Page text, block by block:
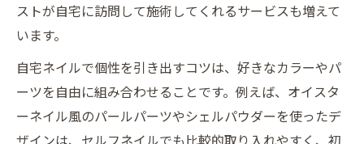
ストが自宅に訪問して施術してくれるサービスも増えて
います。
自宅ネイルで個性を引き出すコツは、好きなカラーやパ
ーツを自由に組み合わせることです。例えば、オイスタ
ーネイル風のパールパーツやシェルパウダーを使ったデ
ザインは、セルフネイルでも比較的取り入れやすく、初